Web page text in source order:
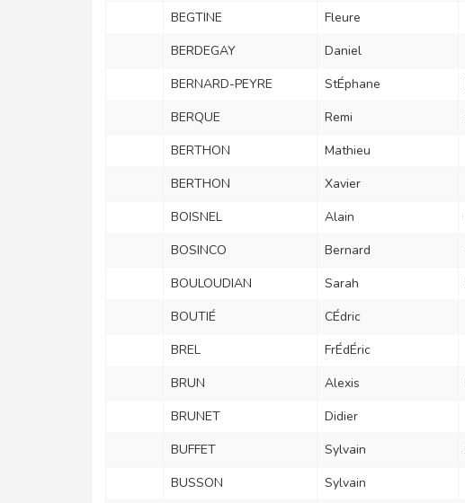
BEGTINE Fleure
BERDEGAY Daniel
BERNARD-PEYRE StÉphane
BERQUE Remi
BERTHON Mathieu
BERTHON Xavier
BOISNEL Alain
BOSINCO Bernard
BOULOUDIAN Sarah
BOUTIÉ CÉdric
BREL FrÉdÉric
BRUN Alexis
BRUNET Didier
BUFFET Sylvain
BUSSON Sylvain